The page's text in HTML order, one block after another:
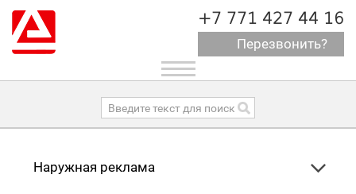
+7 771 427 44 16
Перезвонить?
Toggle
navigation
Наружная реклама